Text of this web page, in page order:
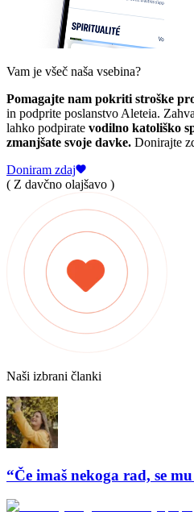
Vam je všeč naša vsebina?
Pomagajte nam pokriti stroške
in podprite poslanstvo Aleteia.
lahko podpirate vodilno katoliško
zmanjšate svoje davke. Donirajte
Doniram zdaj
( Z davčno olajšavo )
Naši izbrani članki
“Če imaš nekoga rad, se